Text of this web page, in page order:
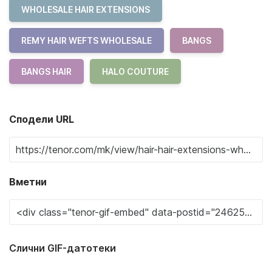
WHOLESALE HAIR EXTENSIONS
REMY HAIR WEFTS WHOLESALE BANGS
BANGS HAIR HALO COUTURE
Сподели URL
Вметни
Слични GIF-датотеки